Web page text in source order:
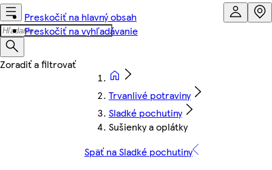
Preskočiť na hlavný obsah
Preskočiť na vyhľadávanie
Trvanlivé potraviny
Sladké pochutiny
Sušienky a oplátky
Späť na Sladké pochutiny